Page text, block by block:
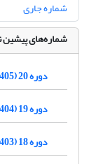
شماره جاری
شماره‌های پیشین
دوره 20 (1405)
دوره 19 (1404)
دوره 18 (1403)